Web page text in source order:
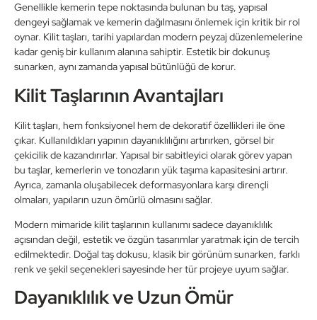
Genellikle kemerin tepe noktasında bulunan bu taş, yapısal
dengeyi sağlamak ve kemerin dağılmasını önlemek için kritik bir rol
oynar. Kilit taşları, tarihi yapılardan modern peyzaj düzenlemelerine
kadar geniş bir kullanım alanına sahiptir. Estetik bir dokunuş
sunarken, aynı zamanda yapısal bütünlüğü de korur.
Kilit Taşlarının Avantajları
Kilit taşları, hem fonksiyonel hem de dekoratif özellikleri ile öne
çıkar. Kullanıldıkları yapının dayanıklılığını artırırken, görsel bir
çekicilik de kazandırırlar. Yapısal bir sabitleyici olarak görev yapan
bu taşlar, kemerlerin ve tonozların yük taşıma kapasitesini artırır.
Ayrıca, zamanla oluşabilecek deformasyonlara karşı dirençli
olmaları, yapıların uzun ömürlü olmasını sağlar.
Modern mimaride kilit taşlarının kullanımı sadece dayanıklılık
açısından değil, estetik ve özgün tasarımlar yaratmak için de tercih
edilmektedir. Doğal taş dokusu, klasik bir görünüm sunarken, farklı
renk ve şekil seçenekleri sayesinde her tür projeye uyum sağlar.
Dayanıklılık ve Uzun Ömür